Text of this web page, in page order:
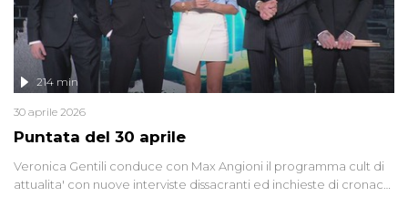
Puntata del 30 aprile
214 min
30 aprile 2026
Veronica Gentili conduce con Max Angioni il programma cult di
attualita' con nuove interviste dissacranti ed inchieste di cronaca